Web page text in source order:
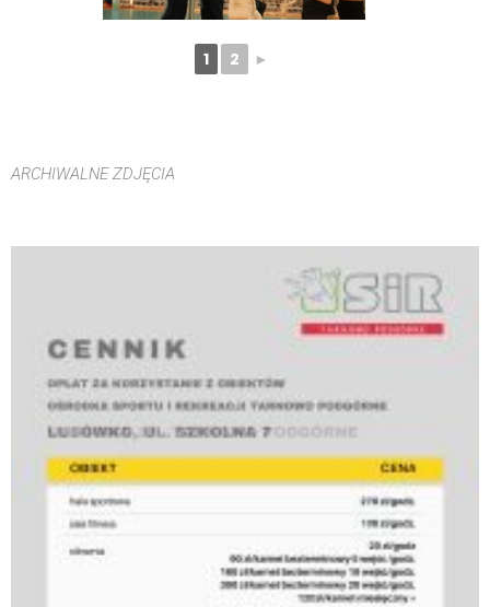
1 2 ►
ARCHIWALNE ZDJĘCIA